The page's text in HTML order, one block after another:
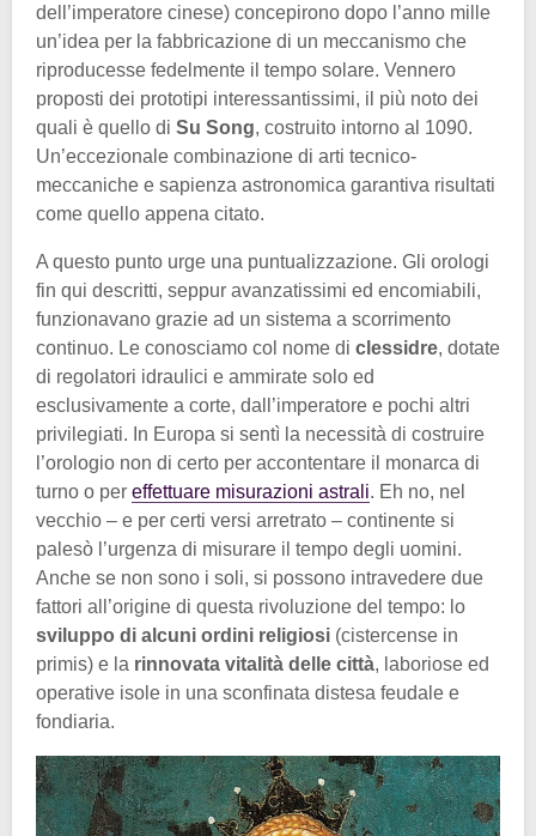
dell’imperatore cinese) concepirono dopo l’anno mille
un’idea per la fabbricazione di un meccanismo che
riproducesse fedelmente il tempo solare. Vennero
proposti dei prototipi interessantissimi, il più noto dei
quali è quello di Su Song, costruito intorno al 1090.
Un’eccezionale combinazione di arti tecnico-
meccaniche e sapienza astronomica garantiva risultati
come quello appena citato.
A questo punto urge una puntualizzazione. Gli orologi
fin qui descritti, seppur avanzatissimi ed encomiabili,
funzionavano grazie ad un sistema a scorrimento
continuo. Le conosciamo col nome di clessidre, dotate
di regolatori idraulici e ammirate solo ed
esclusivamente a corte, dall’imperatore e pochi altri
privilegiati. In Europa si sentì la necessità di costruire
l’orologio non di certo per accontentare il monarca di
turno o per effettuare misurazioni astrali. Eh no, nel
vecchio – e per certi versi arretrato – continente si
palesò l’urgenza di misurare il tempo degli uomini.
Anche se non sono i soli, si possono intravedere due
fattori all’origine di questa rivoluzione del tempo: lo
sviluppo di alcuni ordini religiosi (cistercense in
primis) e la rinnovata vitalità delle città, laboriose ed
operative isole in una sconfinata distesa feudale e
fondiaria.